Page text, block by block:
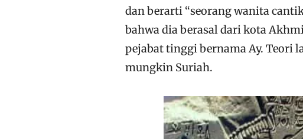
dan berarti “seorang wanita
bahwa dia berasal dari kota
pejabat tinggi bernama Ay. Teori
mungkin Suriah.